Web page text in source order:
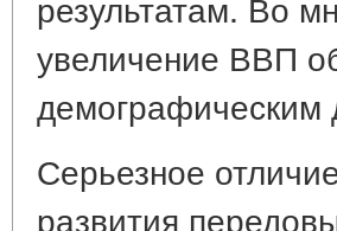
увеличение ВВП
демографическим
Серьезное
развития